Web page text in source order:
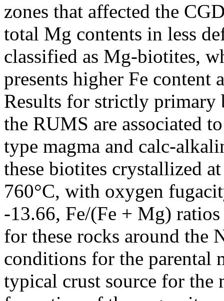
zones that affected the
total Mg contents in less
classified as Mg-biotites,
presents higher Fe content
Results for strictly primary
the RUMS are associated
type magma and calc-
these biotites crystallized
760°C, with oxygen
-13.66, Fe/(Fe + Mg)
for these rocks around the
conditions for the parental
typical crust source for the